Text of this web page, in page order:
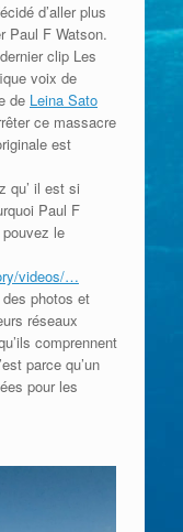
d’aller plus
Paul F Watson.
clip Les
voix de
de Leina Sato
ce massacre
est
qu’ il est si
Paul F
le
videos/…
photos et
réseaux
comprennent
parce qu’un
pour les